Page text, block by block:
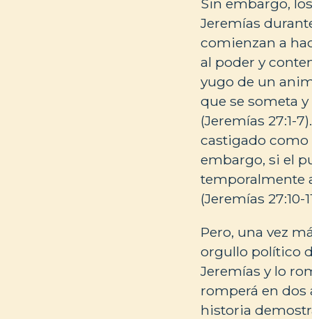
Sin embargo,
Jeremías
comienzan a
al poder y
yugo de un
que se someta
(Jeremías 27:1-
castigado como
embargo, si el
temporalmente
(Jeremías 27:10-
Pero, una vez
orgullo político
Jeremías y lo
romperá en dos
historia